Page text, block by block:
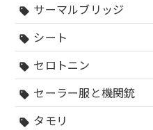
sell サーマルブリッジ
sell シート
sell セロトニン
sell セーラー服と機関銃
sell タモリ